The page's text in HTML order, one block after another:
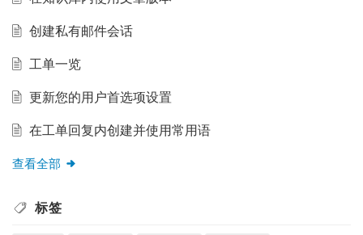
创建私有邮件会话
工单一览
更新您的用户首选项设置
在工单回复内创建并使用常用语
查看全部
标签